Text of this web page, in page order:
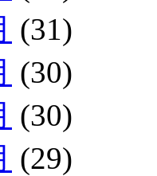
(31)
(30)
(30)
(29)